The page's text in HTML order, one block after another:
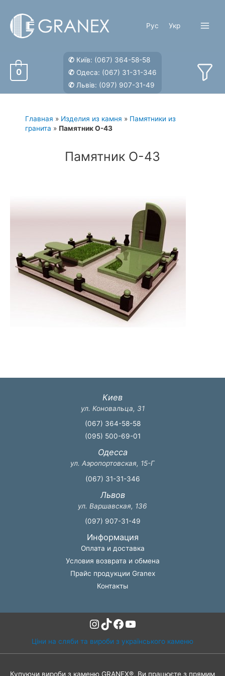
содержимому
Рус Укр
0
✆ Київ: (067) 364-58-58
✆ Одеса: (067) 31-31-346
✆ Львів: (097) 907-31-49
Главная » Изделия из камня » Памятники из
гранита » Памятник О-43
Памятник О-43
Киев
ул. Коновальца, 31
(067) 364-58-58
(095) 500-69-01
Одесса
ул. Аэропортовская, 15-Г
(067) 31-31-346
Львов
ул. Варшавская, 136
(097) 907-31-49
Информация
Оплата и доставка
Условия возврата и обмена
Прайс продукции Granex
Контакты
Instagram
TikTok
Facebook
YouTube
Ціни на сляби та вироби з українського каменю
Купуючи вироби з каменю GRANEX®, Ви працюєте з прямим